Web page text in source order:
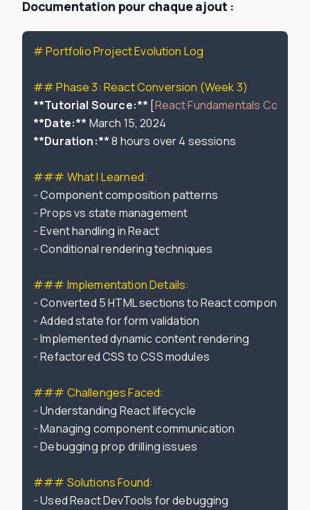
Documentation pour chaque ajout :
# Portfolio Project Evolution Log
## Phase 3: React Conversion (Week 3)
**Tutorial Source:** [React Fundamentals Course
**Date:**
**Duration:** 8 hours over 4 sessions
### What I Learned:
-
-
-
- Conditional rendering techniques
### Implementation Details:
-
-
-
- Refactored CSS to CSS modules
### Challenges Faced:
-
-
- Debugging prop drilling issues
### Solutions Found:
-